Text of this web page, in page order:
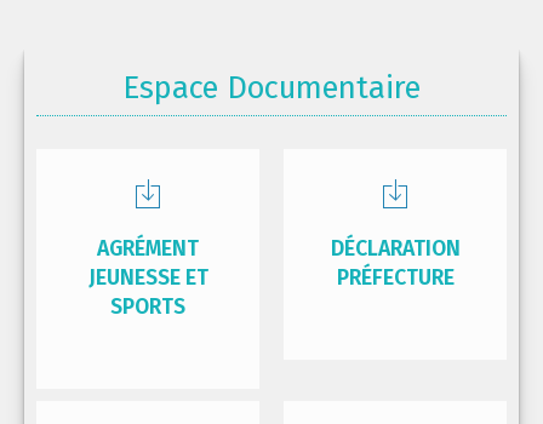
Espace Documentaire
AGRÉMENT
JEUNESSE ET
SPORTS
DÉCLARATION
PRÉFECTURE